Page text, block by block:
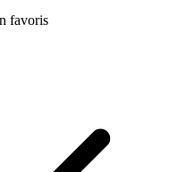
favoris